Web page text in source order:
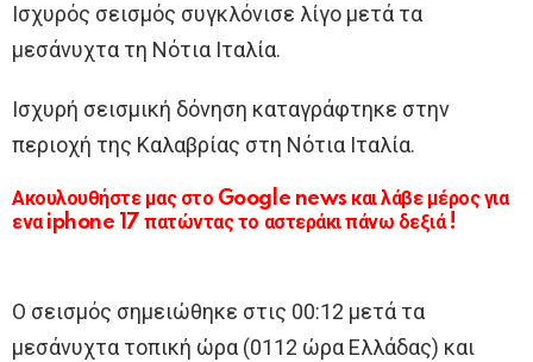
Ισχυρός σεισμός συγκλόνισε λίγο μετά τα
μεσάνυχτα τη Νότια Ιταλία.
Ισχυρή σεισμική δόνηση καταγράφτηκε στην
περιοχή της Καλαβρίας στη Νότια Ιταλία.
Ακουλουθήστε μας στο Google news και λάβε μέρος για
ενα iphone 17 πατώντας το αστεράκι πάνω δεξιά !
Ο σεισμός σημειώθηκε στις 00:12 μετά τα
μεσάνυχτα τοπική ώρα (0112 ώρα Ελλάδας) και